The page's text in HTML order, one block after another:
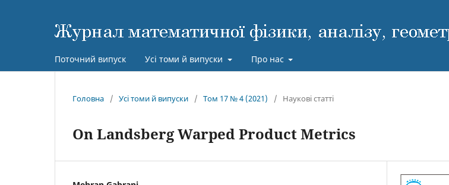
Поточний випуск Усі томи й випуски Про нас
Головна / Усі томи й випуски / Том 17 № 4 (2021) / Наукові статті
On Landsberg Warped Product Metrics